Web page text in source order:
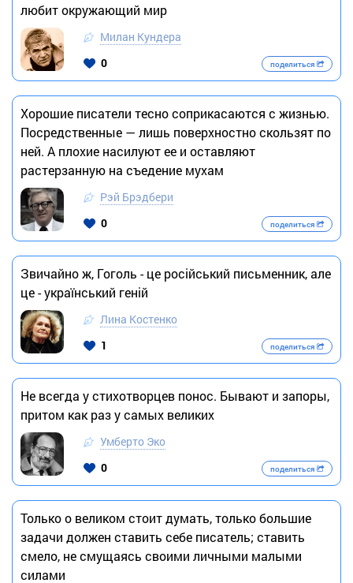
любит окружающий мир
Милан Кундера
0
поделиться
Хорошие писатели тесно соприкасаются с жизнью.
Посредственные — лишь поверхностно скользят по
ней. А плохие насилуют ее и оставляют
растерзанную на съедение мухам
Рэй Брэдбери
0
поделиться
Звичайно ж, Гоголь - це російський письменник, але
це - український геній
Лина Костенко
1
поделиться
Не всегда у стихотворцев понос. Бывают и запоры,
притом как раз у самых великих
Умберто Эко
0
поделиться
Только о великом стоит думать, только большие
задачи должен ставить себе писатель; ставить
смело, не смущаясь своими личными малыми
силами